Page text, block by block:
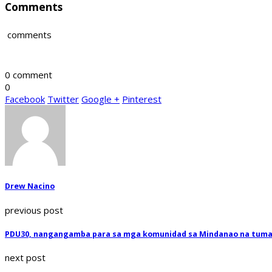
Comments
comments
0 comment
0
Facebook Twitter Google + Pinterest
Drew Nacino
previous post
PDU30, nangangamba para sa mga komunidad sa Mindanao na
next post